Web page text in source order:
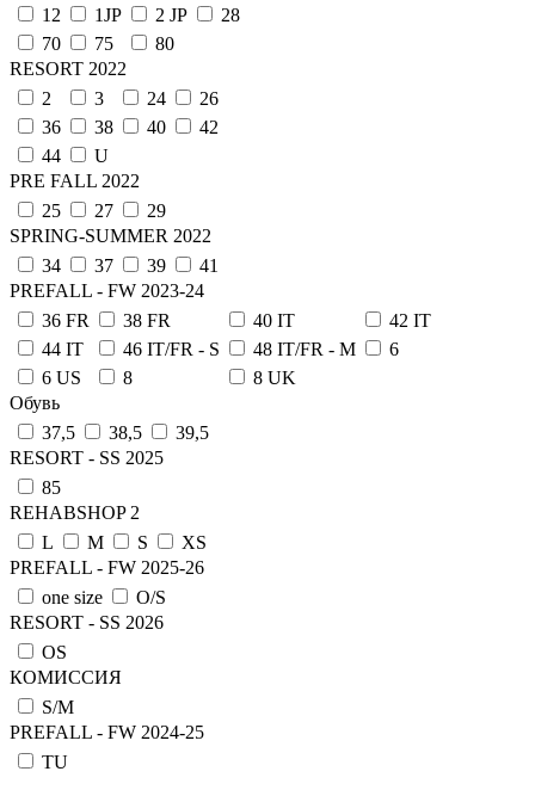
12
1JP 2 JP
28
70
75
80
RESORT 2022
2
3 24
26
36
38 40
42
44
U
PRE FALL 2022
25
27
29
SPRING-SUMMER 2022
34
37 39
41
PREFALL - FW 2023-24
36 FR
38 FR 40 IT
42 IT
44 IT
46 IT/FR - S 48 IT/FR - M
6
6 US
8
8 UK
Обувь
37,5
38,5
39,5
RESORT - SS 2025
85
REHABSHOP 2
L
M S
XS
PREFALL - FW 2025-26
one size
О/S
RESORT - SS 2026
OS
КОМИССИЯ
S/M
PREFALL - FW 2024-25
TU